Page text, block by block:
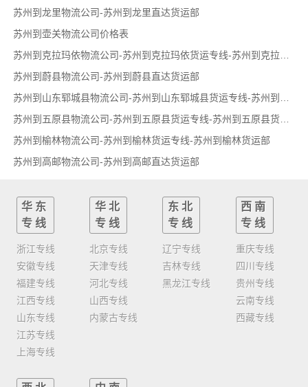
苏州到龙里物流公司-苏州到龙里直达货运部
苏州到壶关物流公司价格表
苏州到蔚县物流公司-苏州到蔚县直达货运部
苏州到五原县物流公司-苏州到五原县货运专线-苏州到五原县货运部
苏州到榆林物流公司-苏州到榆林货运专线-苏州到榆林货运部
苏州到高邮物流公司-苏州到高邮直达货运部
华东
专线
浙江专线
安徽专线
福建专线
江西专线
山东专线
江苏专线
上海专线
华北
专线
北京专线
天津专线
河北专线
山西专线
内蒙古专线
东北
专线
辽宁专线
吉林专线
黑龙江专线
西南
专线
重庆专线
四川专线
贵州专线
云南专线
西藏专线